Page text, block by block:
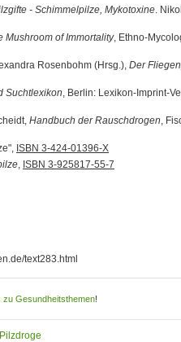
- Schimmelpilze, Mykotoxine.
Mushroom of Immortality, Ethno-
Rosenbohm (Hrsg.), Der
Suchtlexikon, Berlin: Lexikon-Imprint-
Handbuch der Rauschdrogen,
ISBN 3-424-01396-X
, ISBN 3-925817-55-7
text283.html
zu Gesundheitsthemen!
Pilzdroge